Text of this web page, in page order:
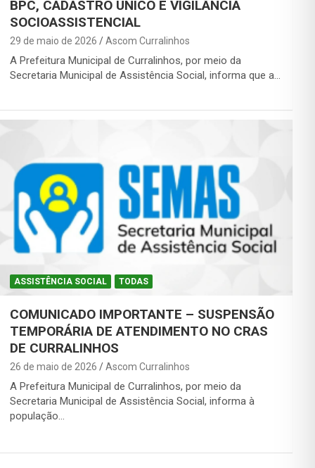
BPC, CADASTRO ÚNICO E VIGILÂNCIA
SOCIOASSISTENCIAL
29 de maio de 2026 Ascom Curralinhos
A Prefeitura Municipal de Curralinhos, por meio da
Secretaria Municipal de Assistência Social, informa que a…
ASSISTÊNCIA SOCIAL TODAS
COMUNICADO IMPORTANTE – SUSPENSÃO
TEMPORÁRIA DE ATENDIMENTO NO CRAS
DE CURRALINHOS
26 de maio de 2026 Ascom Curralinhos
A Prefeitura Municipal de Curralinhos, por meio da
Secretaria Municipal de Assistência Social, informa à
população…